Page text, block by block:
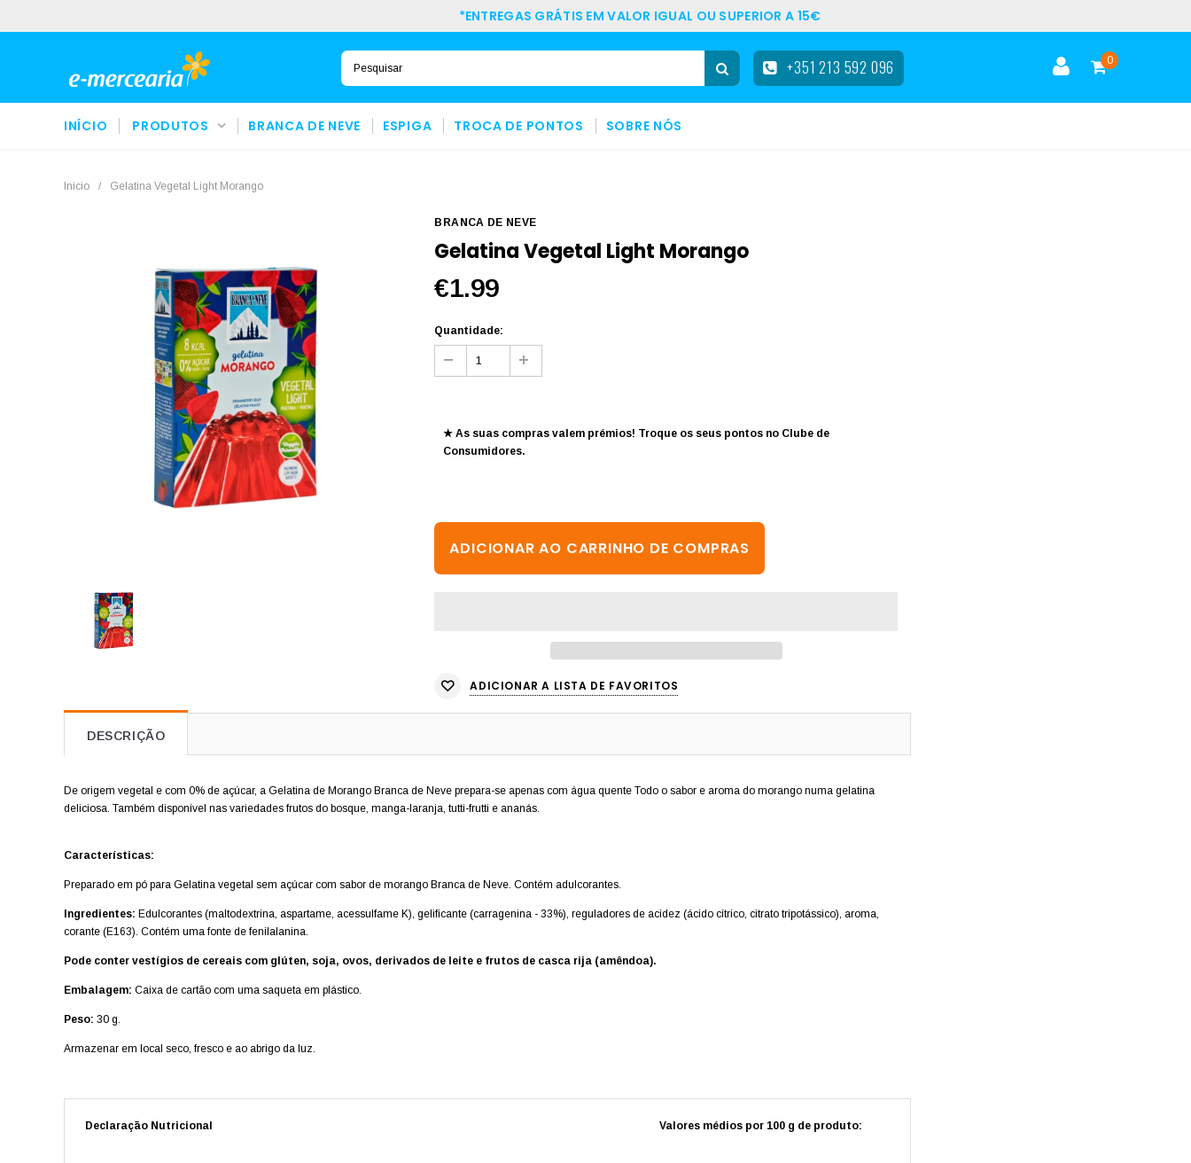
*ENTREGAS GRÁTIS EM VALOR IGUAL OU SUPERIOR A 15€
0
+351 213 592 096
INÍCIO PRODUTOS BRANCA DE NEVE ESPIGA TROCA DE PONTOS SOBRE NÓS
Início / Gelatina Vegetal Light Morango
BRANCA DE NEVE
Gelatina Vegetal Light Morango
€1.99
Quantidade:
★ As suas compras valem prémios! Troque os seus pontos no Clube de
Consumidores.
ADICIONAR A LISTA DE FAVORITOS
DESCRIÇÃO
De origem vegetal e com 0% de açúcar, a Gelatina de Morango Branca de Neve prepara-se apenas com água quente Todo o sabor e aroma do morango numa gelatina
deliciosa. Também disponível nas variedades frutos do bosque, manga-laranja, tutti-frutti e ananás.
Características:
Preparado em pó para Gelatina vegetal sem açúcar com sabor de morango Branca de Neve. Contém adulcorantes.
Ingredientes: Edulcorantes (maltodextrina, aspartame, acessulfame K), gelificante (carragenina - 33%), reguladores de acidez (ácido cítrico, citrato tripotássico), aroma,
corante (E163). Contém uma fonte de fenilalanina.
Pode conter vestígios de cereais com glúten, soja, ovos, derivados de leite e frutos de casca rija (amêndoa).
Embalagem: Caixa de cartão com uma saqueta em plástico.
Peso: 30 g.
Armazenar em local seco, fresco e ao abrigo da luz.
Declaração Nutricional Valores médios por 100 g de produto: